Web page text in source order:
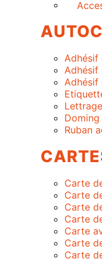
Adhésif
Adhésif
Doming
Ruban
Carte
Carte
Carte
Carte
Carte
Carte
Carte